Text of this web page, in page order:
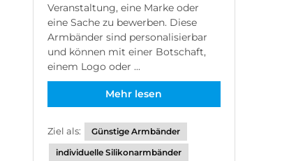
Veranstaltung, eine Marke oder
eine Sache zu bewerben. Diese
Armbänder sind personalisierbar
und können mit einer Botschaft,
einem Logo oder ...
Mehr lesen
Ziel als:
Günstige Armbänder
individuelle Silikonarmbänder